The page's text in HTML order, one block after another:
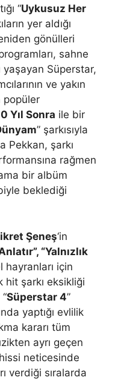
“Uykusuz Her
yer aldığı
gönülleri
sahne
yaşayan Süperstar,
ve yakın
popüler
Yıl Sonra ile bir
” şarkısıyla
Pekkan, şarkı
rağmen
bir albüm
beklediği
Şeneş‘in
“Yalnızlık
hayranları için
şarkı eksikliği
Süperstar 4”
yaptığı evlilik
kararı tüm
ayrı geçen
neticesinde
verdiği sıralarda